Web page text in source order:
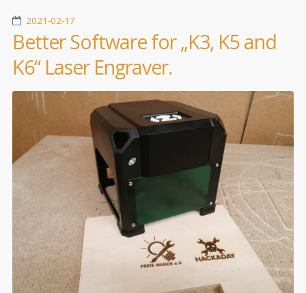
2021-02-17
Better Software for „K3, K5 and
K6“ Laser Engraver.